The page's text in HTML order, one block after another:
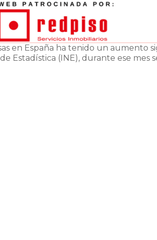
en España ha tenido un aumento
Estadística (INE), durante ese mes